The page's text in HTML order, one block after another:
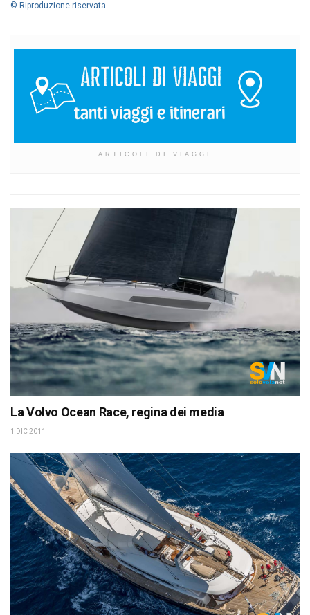
© Riproduzione riservata
ARTICOLI DI VIAGGI
La Volvo Ocean Race, regina dei media
1 DIC 2011